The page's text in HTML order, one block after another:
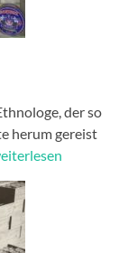
der so
herum gereist